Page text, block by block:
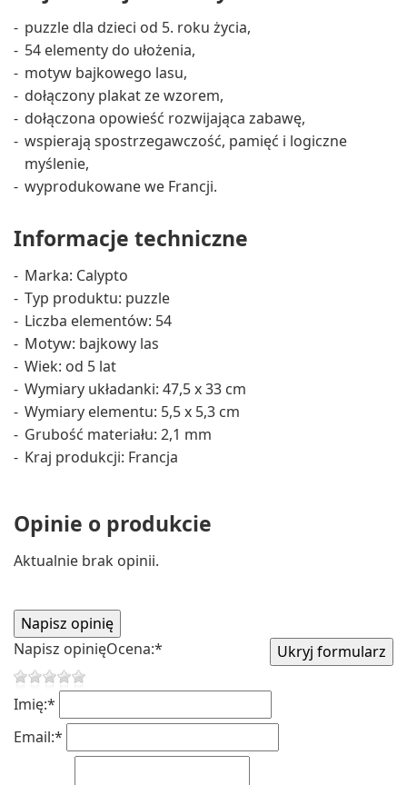
puzzle dla dzieci od 5. roku życia,
54 elementy do ułożenia,
motyw bajkowego lasu,
dołączony plakat ze wzorem,
dołączona opowieść rozwijająca zabawę,
wspierają spostrzegawczość, pamięć i logiczne
myślenie,
wyprodukowane we Francji.
Informacje techniczne
Marka: Calypto
Typ produktu: puzzle
Liczba elementów: 54
Motyw: bajkowy las
Wiek: od 5 lat
Wymiary układanki: 47,5 x 33 cm
Wymiary elementu: 5,5 x 5,3 cm
Grubość materiału: 2,1 mm
Kraj produkcji: Francja
Opinie o produkcie
Aktualnie brak opinii.
Napisz opinięOcena:*
Imię:*
Email:*